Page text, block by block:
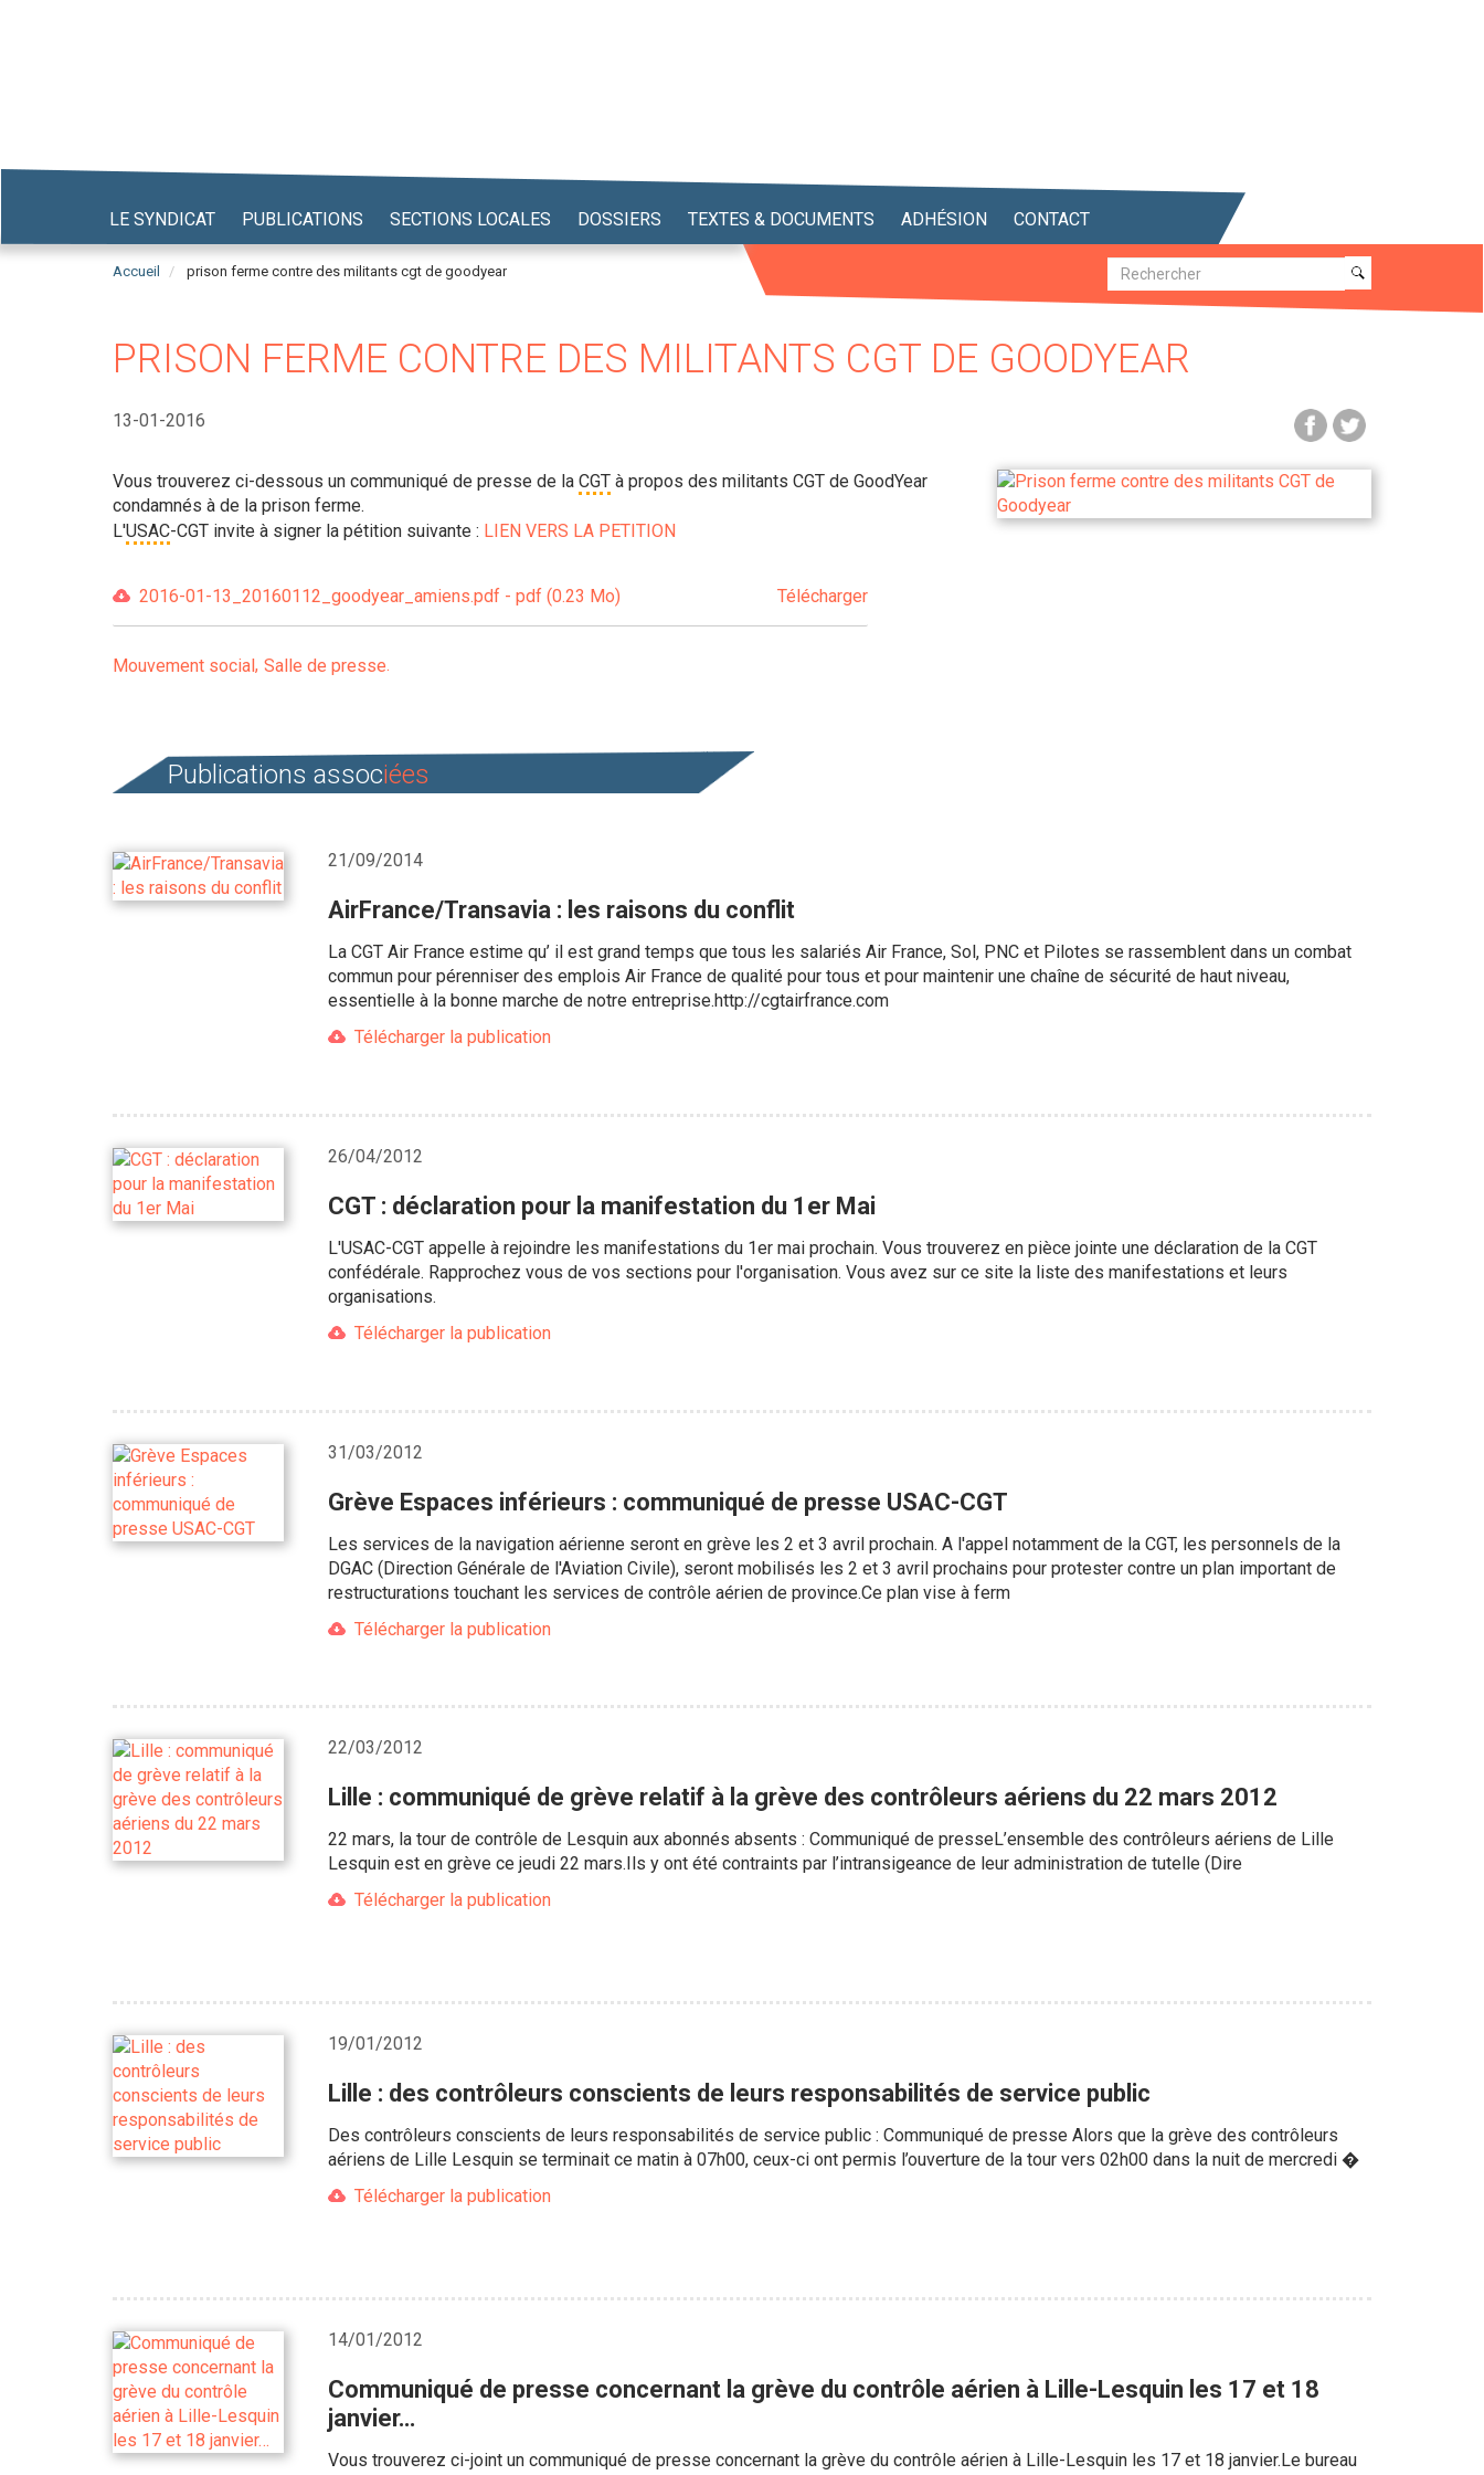
LE SYNDICAT PUBLICATIONS SECTIONS LOCALES DOSSIERS TEXTES & DOCUMENTS ADHÉSION CONTACT
Accueil prison ferme contre des militants cgt de goodyear Recherche
Recherche
PRISON FERME CONTRE DES MILITANTS CGT DE GOODYEAR
13-01-2016
Vous trouverez ci-dessous un communiqué de presse de la CGT à propos des militants CGT de GoodYear
condamnés à de la prison ferme.
L'USAC-CGT invite à signer la pétition suivante : LIEN VERS LA PETITION
2016-01-13_20160112_goodyear_amiens.pdf - pdf (0.23 Mo) Télécharger
Mouvement social Salle de presse
Publications associées
21/09/2014
AirFrance/Transavia : les raisons du conflit
La CGT Air France estime qu’ il est grand temps que tous les salariés Air France, Sol, PNC et Pilotes se rassemblent dans un combat
commun pour pérenniser des emplois Air France de qualité pour tous et pour maintenir une chaîne de sécurité de haut niveau,
essentielle à la bonne marche de notre entreprise.http://cgtairfrance.com
Télécharger la publication
26/04/2012
CGT : déclaration pour la manifestation du 1er Mai
L'USAC-CGT appelle à rejoindre les manifestations du 1er mai prochain. Vous trouverez en pièce jointe une déclaration de la CGT
confédérale. Rapprochez vous de vos sections pour l'organisation. Vous avez sur ce site la liste des manifestations et leurs
organisations.
Télécharger la publication
31/03/2012
Grève Espaces inférieurs : communiqué de presse USAC-CGT
Les services de la navigation aérienne seront en grève les 2 et 3 avril prochain. A l'appel notamment de la CGT, les personnels de la
DGAC (Direction Générale de l'Aviation Civile), seront mobilisés les 2 et 3 avril prochains pour protester contre un plan important de
restructurations touchant les services de contrôle aérien de province.Ce plan vise à ferm
Télécharger la publication
22/03/2012
Lille : communiqué de grève relatif à la grève des contrôleurs aériens du 22 mars 2012
22 mars, la tour de contrôle de Lesquin aux abonnés absents : Communiqué de presseL’ensemble des contrôleurs aériens de Lille
Lesquin est en grève ce jeudi 22 mars.Ils y ont été contraints par l’intransigeance de leur administration de tutelle (Dire
Télécharger la publication
19/01/2012
Lille : des contrôleurs conscients de leurs responsabilités de service public
Des contrôleurs conscients de leurs responsabilités de service public : Communiqué de presse Alors que la grève des contrôleurs
aériens de Lille Lesquin se terminait ce matin à 07h00, ceux-ci ont permis l’ouverture de la tour vers 02h00 dans la nuit de mercredi �
Télécharger la publication
14/01/2012
Communiqué de presse concernant la grève du contrôle aérien à Lille-Lesquin les 17 et 18
janvier…
Vous trouverez ci-joint un communiqué de presse concernant la grève du contrôle aérien à Lille-Lesquin les 17 et 18 janvier.Le bureau